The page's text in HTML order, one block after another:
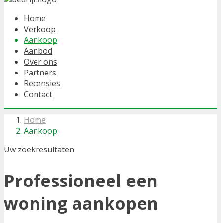
Home
Verkoop
Aankoop
Aanbod
Over ons
Partners
Recensies
Contact
Home
Aankoop
Uw zoekresultaten
Professioneel een
woning aankopen